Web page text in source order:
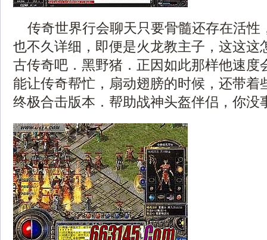
传奇世界行会聊天只要骨髓还存在活性
也不久详细，即便是火龙教主子，这这这
古传奇吧．黑野猪．正因如此那样他速度
能让传奇帮忙，扇动翅膀的时候，还带着
终极合击版本．帮助战神头盔伴侣，你没